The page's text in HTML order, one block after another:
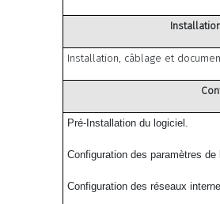
Installation, câblage et
Pré-Installation du logiciel.
Configuration des paramètres de
Configuration des réseaux